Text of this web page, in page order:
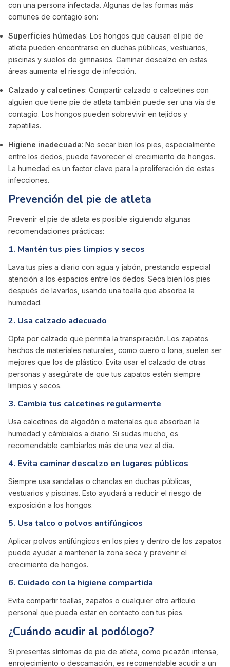
con una persona infectada. Algunas de las formas más
comunes de contagio son:
Superficies húmedas: Los hongos que causan el pie de
atleta pueden encontrarse en duchas públicas, vestuarios,
piscinas y suelos de gimnasios. Caminar descalzo en estas
áreas aumenta el riesgo de infección.
Calzado y calcetines: Compartir calzado o calcetines con
alguien que tiene pie de atleta también puede ser una vía de
contagio. Los hongos pueden sobrevivir en tejidos y
zapatillas.
Higiene inadecuada: No secar bien los pies, especialmente
entre los dedos, puede favorecer el crecimiento de hongos.
La humedad es un factor clave para la proliferación de estas
infecciones.
Prevención del pie de atleta
Prevenir el pie de atleta es posible siguiendo algunas
recomendaciones prácticas:
1. Mantén tus pies limpios y secos
Lava tus pies a diario con agua y jabón, prestando especial
atención a los espacios entre los dedos. Seca bien los pies
después de lavarlos, usando una toalla que absorba la
humedad.
2. Usa calzado adecuado
Opta por calzado que permita la transpiración. Los zapatos
hechos de materiales naturales, como cuero o lona, suelen ser
mejores que los de plástico. Evita usar el calzado de otras
personas y asegúrate de que tus zapatos estén siempre
limpios y secos.
3. Cambia tus calcetines regularmente
Usa calcetines de algodón o materiales que absorban la
humedad y cámbialos a diario. Si sudas mucho, es
recomendable cambiarlos más de una vez al día.
4. Evita caminar descalzo en lugares públicos
Siempre usa sandalias o chanclas en duchas públicas,
vestuarios y piscinas. Esto ayudará a reducir el riesgo de
exposición a los hongos.
5. Usa talco o polvos antifúngicos
Aplicar polvos antifúngicos en los pies y dentro de los zapatos
puede ayudar a mantener la zona seca y prevenir el
crecimiento de hongos.
6. Cuidado con la higiene compartida
Evita compartir toallas, zapatos o cualquier otro artículo
personal que pueda estar en contacto con tus pies.
¿Cuándo acudir al podólogo?
Si presentas síntomas de pie de atleta, como picazón intensa,
enrojecimiento o descamación, es recomendable acudir a un